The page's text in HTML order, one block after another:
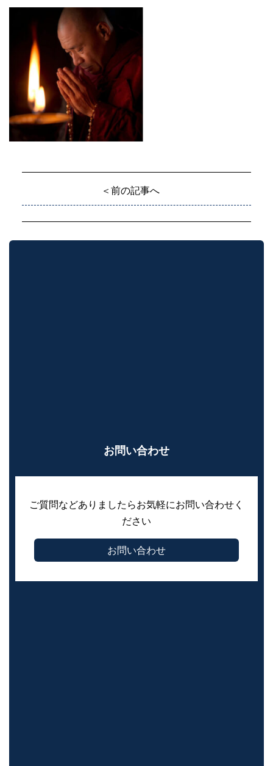
＜前の記事へ
お問い合わせ
ご質問などありましたらお気軽にお問い合わせく
ださい
お問い合わせ